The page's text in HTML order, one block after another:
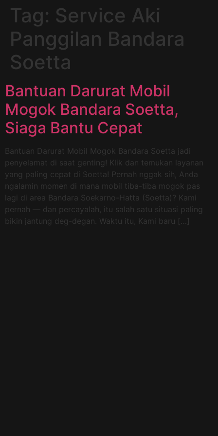
Tag: Service Aki
Panggilan Bandara
Soetta
Bantuan Darurat Mobil
Mogok Bandara Soetta,
Siaga Bantu Cepat
Bantuan Darurat Mobil Mogok Bandara Soetta jadi
penyelamat di saat genting! Klik dan temukan layanan
yang paling cepat di Soetta! Pernah nggak sih, Anda
ngalamin momen di mana mobil tiba-tiba mogok pas
lagi di area Bandara Soekarno-Hatta (Soetta)? Kami
pernah — dan percayalah, itu salah satu situasi paling
bikin jantung deg-degan. Waktu itu, Kami baru […]